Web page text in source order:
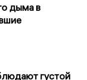
дыма в
густой